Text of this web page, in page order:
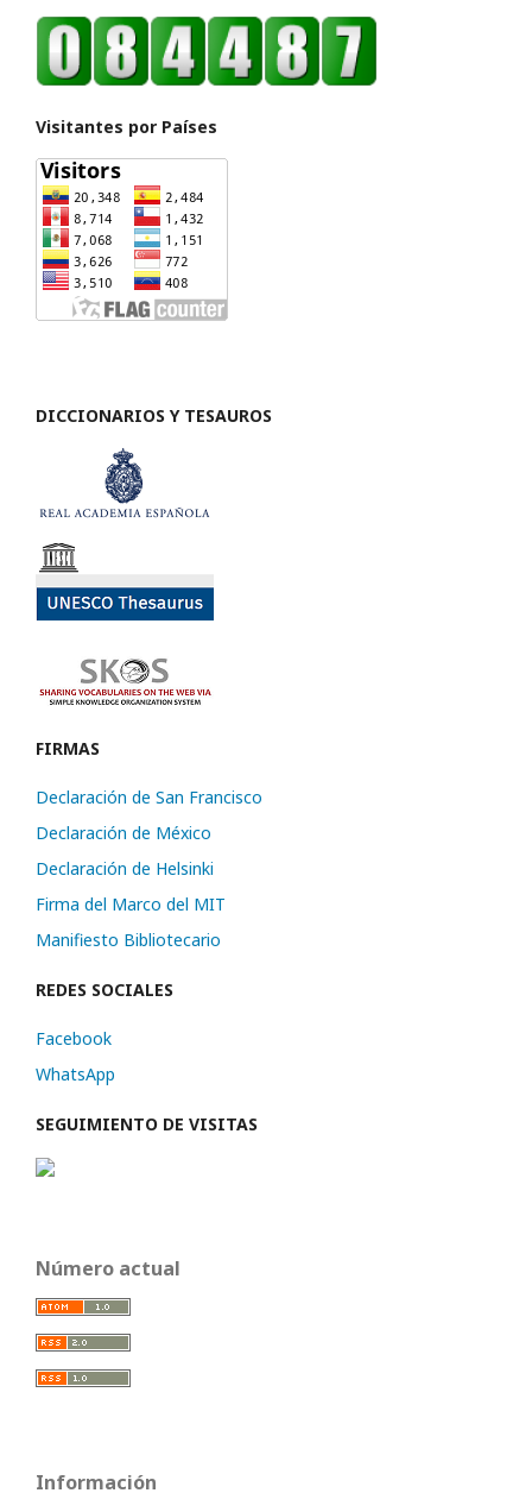
Visitantes por Países
DICCIONARIOS Y TESAUROS
FIRMAS
Declaración de San Francisco
Declaración de México
Declaración de Helsinki
Firma del Marco del MIT
Manifiesto Bibliotecario
REDES SOCIALES
Facebook
WhatsApp
SEGUIMIENTO DE VISITAS
Número actual
Información